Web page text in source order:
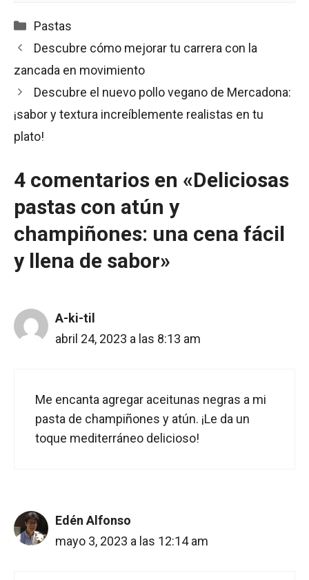
Categorías
Pastas
Descubre cómo mejorar tu carrera con la
zancada en movimiento
Descubre el nuevo pollo vegano de Mercadona:
¡sabor y textura increíblemente realistas en tu
plato!
4 comentarios en «Deliciosas
pastas con atún y
champiñones: una cena fácil
y llena de sabor»
A-ki-til
abril 24, 2023 a las 8:13 am
Me encanta agregar aceitunas negras a mi
pasta de champiñones y atún. ¡Le da un
toque mediterráneo delicioso!
Edén Alfonso
mayo 3, 2023 a las 12:14 am